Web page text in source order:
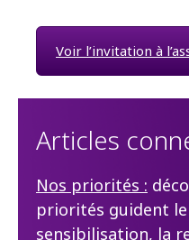
Voir l’invitation à
Articles
Nos priorités :
priorités guident le
sensibilisation, la